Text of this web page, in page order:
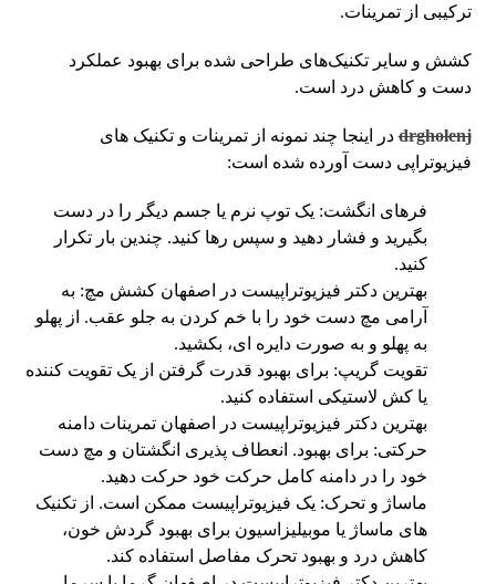
ترکیبی از تمرینات.
کشش و سایر تکنیک‌های طراحی شده برای بهبود عملکرد
دست و کاهش درد است.
drgholenjدر اینجا چند نمونه از تمرینات و تکنیک های
فیزیوتراپی دست آورده شده است:
فرهای انگشت: یک توپ نرم یا جسم دیگر را در دست
بگیرید و فشار دهید و سپس رها کنید. چندین بار تکرار
کنید.
بهترین دکتر فیزیوتراپیست در اصفهان کشش مچ: به
آرامی مچ دست خود را با خم کردن به جلو عقب. از پهلو
به پهلو و به صورت دایره ای، بکشید.
تقویت گریپ: برای بهبود قدرت گرفتن از یک تقویت کننده
یا کش لاستیکی استفاده کنید.
بهترین دکتر فیزیوتراپیست در اصفهان تمرینات دامنه
حرکتی: برای بهبود. انعطاف پذیری انگشتان و مچ دست
خود را در دامنه کامل حرکت خود حرکت دهید.
ماساژ و تحرک: یک فیزیوتراپیست ممکن است. از تکنیک
های ماساژ یا موبیلیزاسیون برای بهبود گردش خون،
کاهش درد و بهبود تحرک مفاصل استفاده کند.